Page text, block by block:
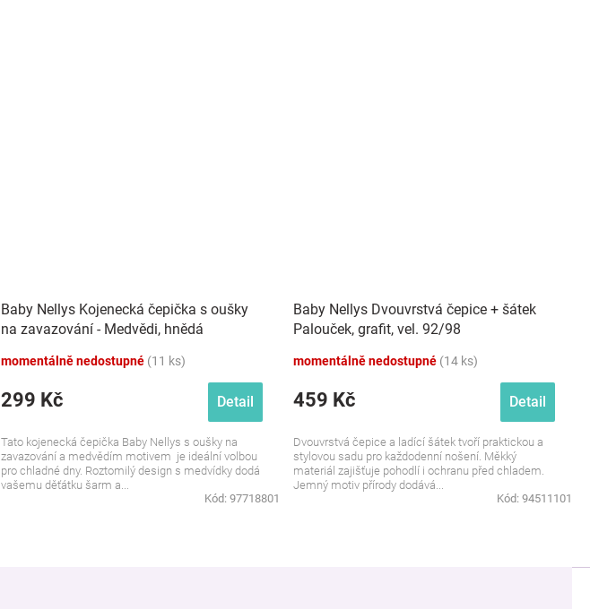
Baby Nellys Kojenecká čepička s oušky
na zavazování - Medvědi, hnědá
momentálně nedostupné (11 ks)
299 Kč Detail
Tato kojenecká čepička Baby Nellys s oušky na
zavazování a medvědím motivem je ideální volbou
pro chladné dny. Roztomilý design s medvídky dodá
vašemu děťátku šarm a...
Kód: 97718801
Baby Nellys Dvouvrstvá čepice + šátek
Palouček, grafit, vel. 92/98
momentálně nedostupné (14 ks)
459 Kč Detail
Dvouvrstvá čepice a ladící šátek tvoří praktickou a
stylovou sadu pro každodenní nošení. Měkký
materiál zajišťuje pohodlí i ochranu před chladem.
Jemný motiv přírody dodává...
Kód: 94511101